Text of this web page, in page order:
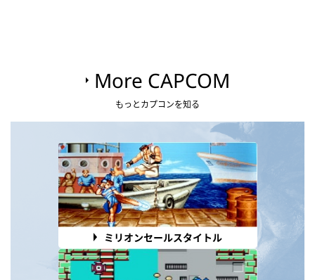
More CAPCOM
もっとカプコンを知る
ミリオンセールスタイトル